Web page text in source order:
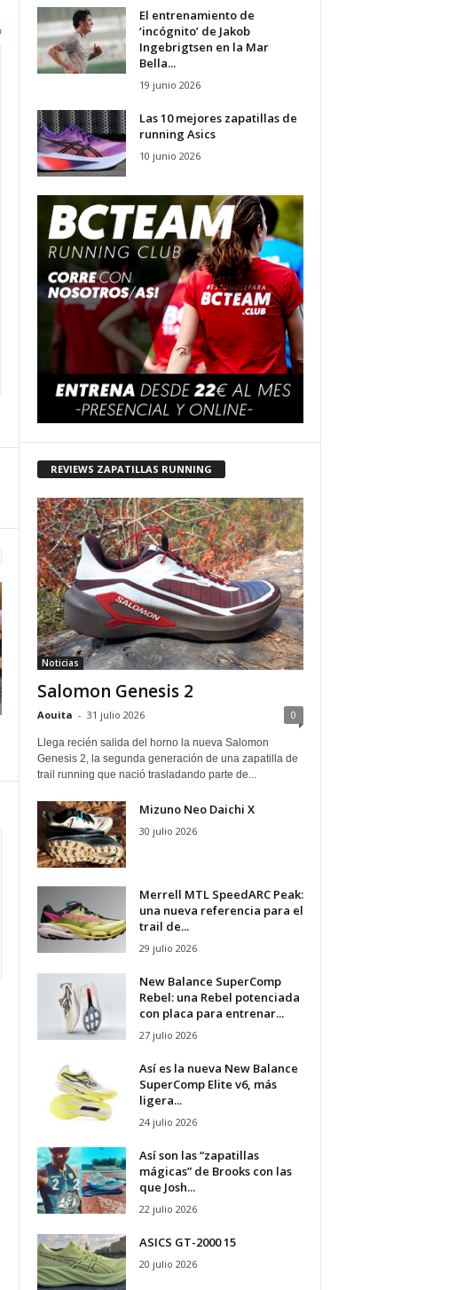
El entrenamiento de
‘incógnito’ de Jakob
Ingebrigtsen en la Mar
Bella...
19 junio 2026
Las 10 mejores zapatillas de
running Asics
10 junio 2026
REVIEWS ZAPATILLAS RUNNING
Noticias
Salomon Genesis 2
Aouita - 31 julio 2026 0
Llega recién salida del horno la nueva Salomon
Genesis 2, la segunda generación de una zapatilla de
trail running que nació trasladando parte de...
Mizuno Neo Daichi X
30 julio 2026
Merrell MTL SpeedARC Peak:
una nueva referencia para el
trail de...
29 julio 2026
New Balance SuperComp
Rebel: una Rebel potenciada
con placa para entrenar...
27 julio 2026
Así es la nueva New Balance
SuperComp Elite v6, más
ligera...
24 julio 2026
Así son las “zapatillas
mágicas” de Brooks con las
que Josh...
22 julio 2026
ASICS GT-2000 15
20 julio 2026